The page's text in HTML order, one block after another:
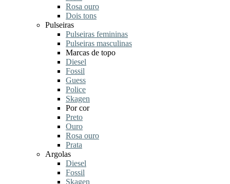
Rosa ouro
Dois tons
Pulseiras
Pulseiras femininas
Pulseiras masculinas
Marcas de topo
Diesel
Fossil
Guess
Police
Skagen
Por cor
Preto
Ouro
Rosa ouro
Prata
Argolas
Diesel
Fossil
Skagen